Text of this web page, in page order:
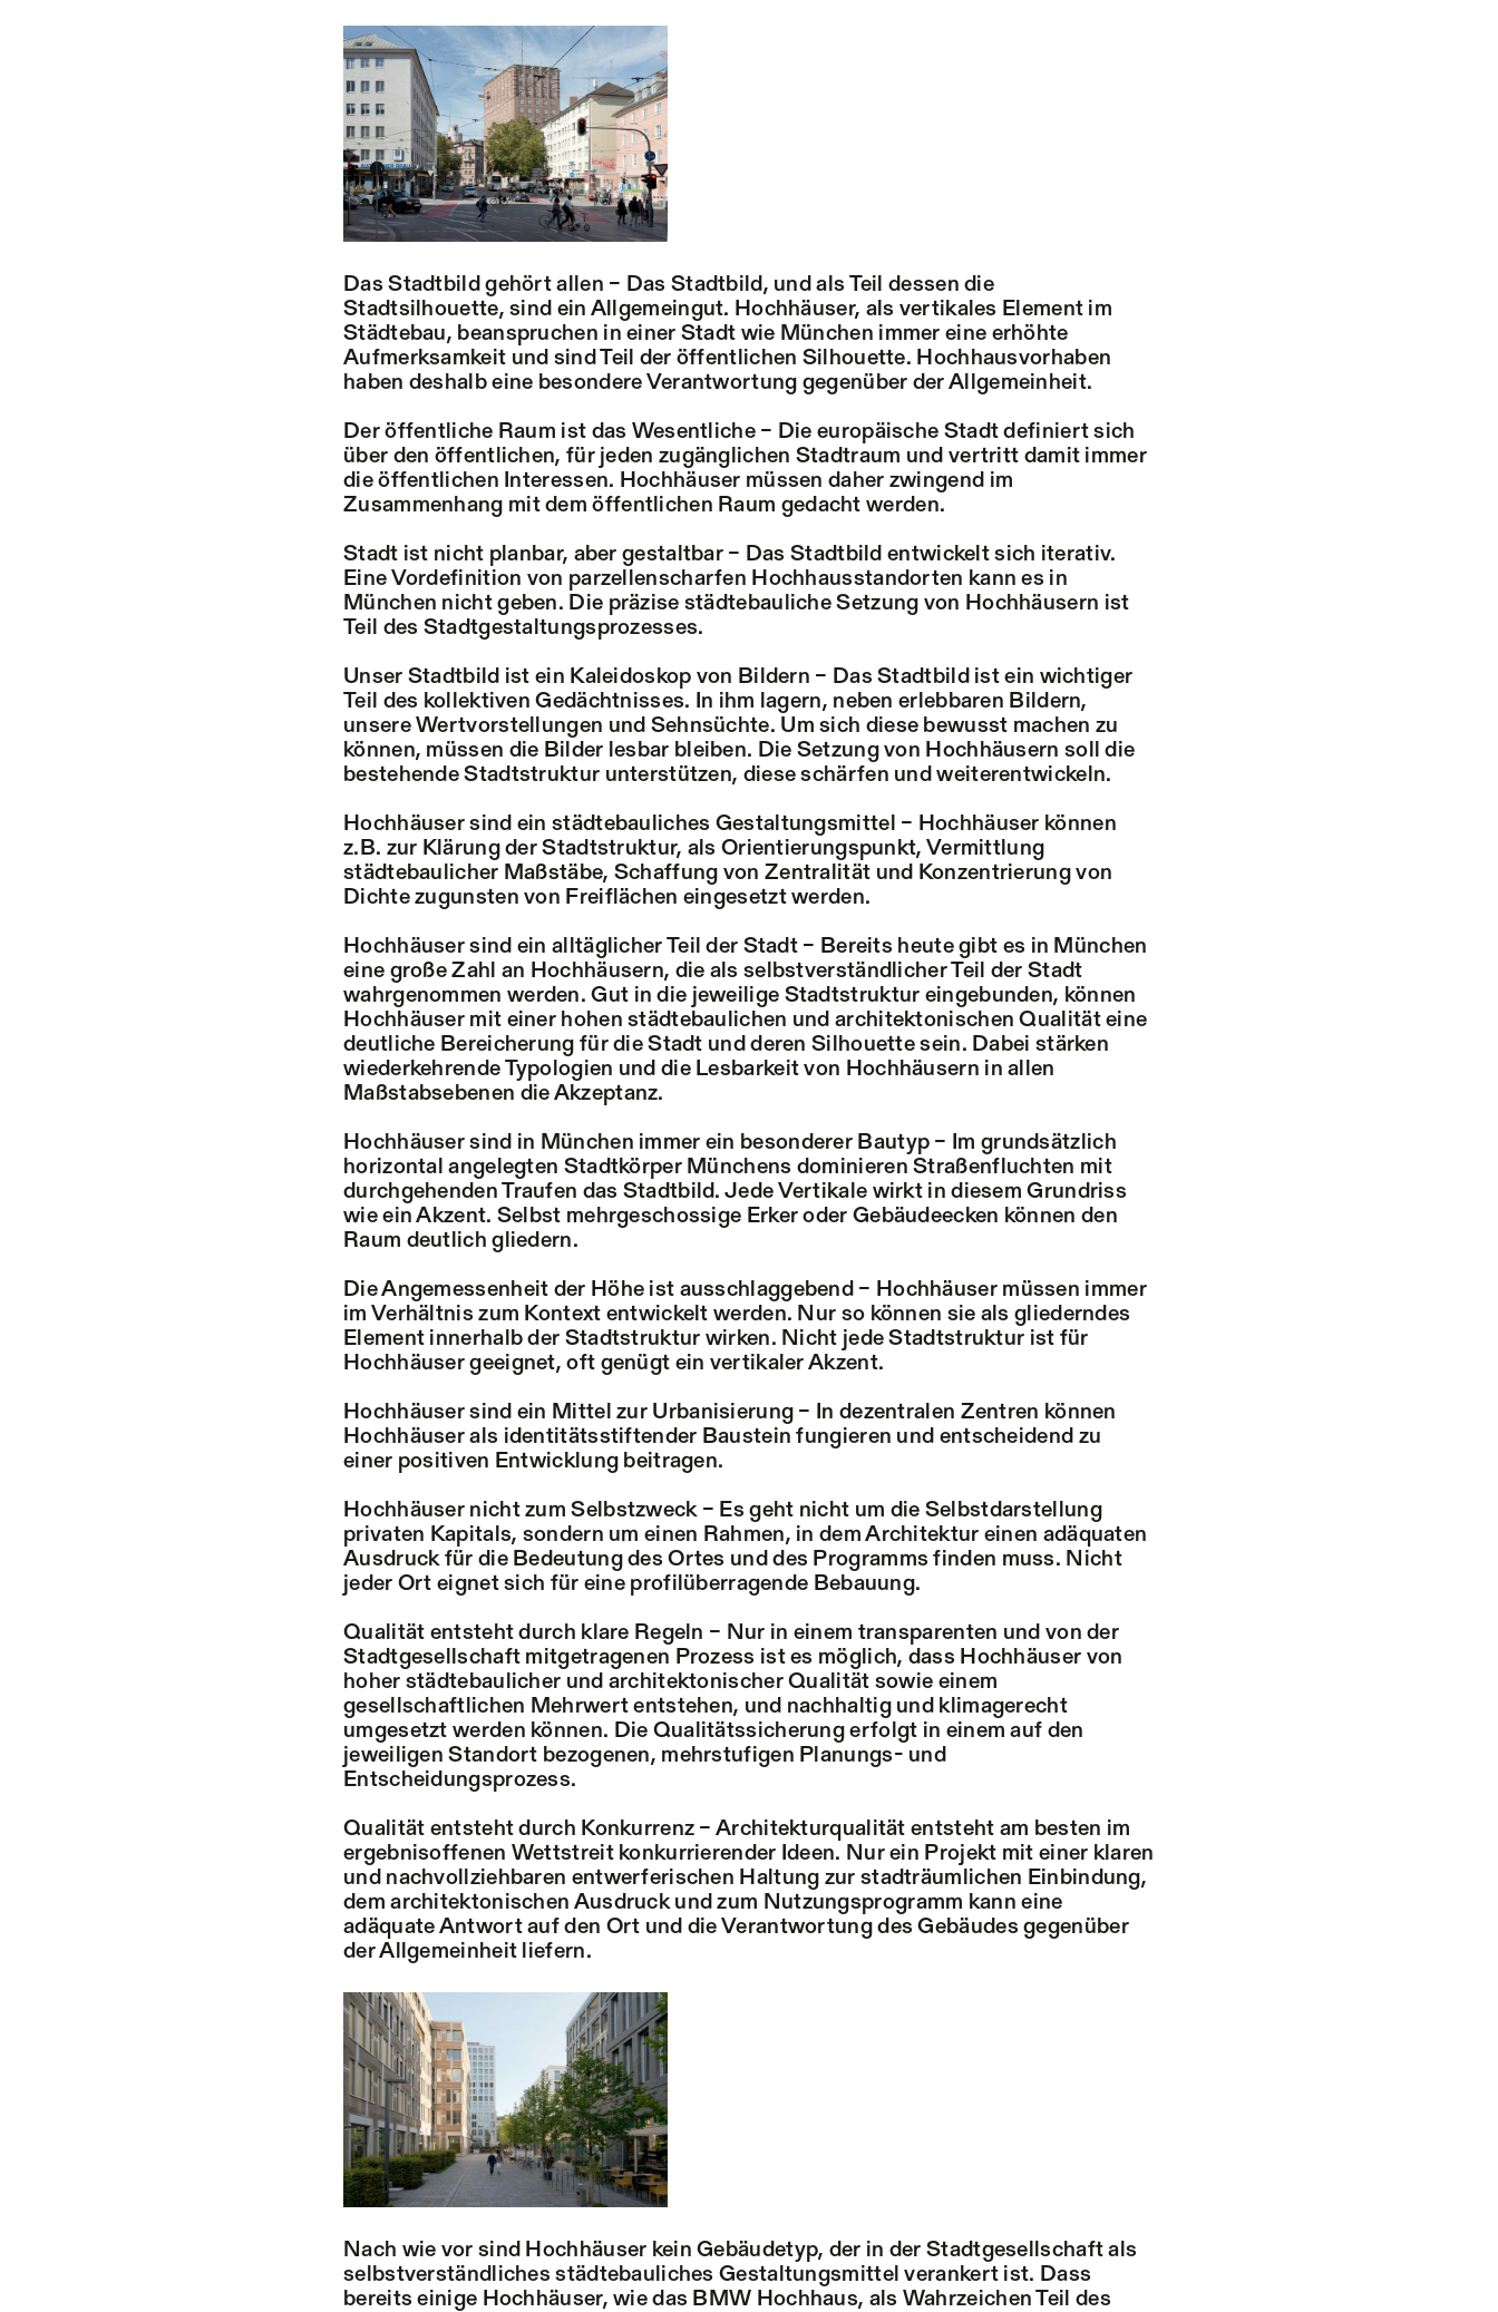
Das Stadtbild gehört allen – Das Stadtbild, und als Teil dessen die
Stadtsilhouette, sind ein Allgemeingut. Hochhäuser, als vertikales Element im
Städtebau, beanspruchen in einer Stadt wie München immer eine erhöhte
Aufmerksamkeit und sind Teil der öffentlichen Silhouette. Hochhausvorhaben
haben deshalb eine besondere Verantwortung gegenüber der Allgemeinheit.
Der öffentliche Raum ist das Wesentliche – Die europäische Stadt definiert sich
über den öffentlichen, für jeden zugänglichen Stadtraum und vertritt damit immer
die öffentlichen Interessen. Hochhäuser müssen daher zwingend im
Zusammenhang mit dem öffentlichen Raum gedacht werden.
Stadt ist nicht planbar, aber gestaltbar – Das Stadtbild entwickelt sich iterativ.
Eine Vordefinition von parzellenscharfen Hochhausstandorten kann es in
München nicht geben. Die präzise städtebauliche Setzung von Hochhäusern ist
Teil des Stadtgestaltungsprozesses.
Unser Stadtbild ist ein Kaleidoskop von Bildern – Das Stadtbild ist ein wichtiger
Teil des kollektiven Gedächtnisses. In ihm lagern, neben erlebbaren Bildern,
unsere Wertvorstellungen und Sehnsüchte. Um sich diese bewusst machen zu
können, müssen die Bilder lesbar bleiben. Die Setzung von Hochhäusern soll die
bestehende Stadtstruktur unterstützen, diese schärfen und weiterentwickeln.
Hochhäuser sind ein städtebauliches Gestaltungsmittel – Hochhäuser können
z.B. zur Klärung der Stadtstruktur, als Orientierungspunkt, Vermittlung
städtebaulicher Maßstäbe, Schaffung von Zentralität und Konzentrierung von
Dichte zugunsten von Freiflächen eingesetzt werden.
Hochhäuser sind ein alltäglicher Teil der Stadt – Bereits heute gibt es in München
eine große Zahl an Hochhäusern, die als selbstverständlicher Teil der Stadt
wahrgenommen werden. Gut in die jeweilige Stadtstruktur eingebunden, können
Hochhäuser mit einer hohen städtebaulichen und architektonischen Qualität eine
deutliche Bereicherung für die Stadt und deren Silhouette sein. Dabei stärken
wiederkehrende Typologien und die Lesbarkeit von Hochhäusern in allen
Maßstabsebenen die Akzeptanz.
Hochhäuser sind in München immer ein besonderer Bautyp – Im grundsätzlich
horizontal angelegten Stadtkörper Münchens dominieren Straßenfluchten mit
durchgehenden Traufen das Stadtbild. Jede Vertikale wirkt in diesem Grundriss
wie ein Akzent. Selbst mehrgeschossige Erker oder Gebäudeecken können den
Raum deutlich gliedern.
Die Angemessenheit der Höhe ist ausschlaggebend – Hochhäuser müssen immer
im Verhältnis zum Kontext entwickelt werden. Nur so können sie als gliederndes
Element innerhalb der Stadtstruktur wirken. Nicht jede Stadtstruktur ist für
Hochhäuser geeignet, oft genügt ein vertikaler Akzent.
Hochhäuser sind ein Mittel zur Urbanisierung – In dezentralen Zentren können
Hochhäuser als identitätsstiftender Baustein fungieren und entscheidend zu
einer positiven Entwicklung beitragen.
Hochhäuser nicht zum Selbstzweck – Es geht nicht um die Selbstdarstellung
privaten Kapitals, sondern um einen Rahmen, in dem Architektur einen adäquaten
Ausdruck für die Bedeutung des Ortes und des Programms finden muss. Nicht
jeder Ort eignet sich für eine profilüberragende Bebauung.
Qualität entsteht durch klare Regeln – Nur in einem transparenten und von der
Stadtgesellschaft mitgetragenen Prozess ist es möglich, dass Hochhäuser von
hoher städtebaulicher und architektonischer Qualität sowie einem
gesellschaftlichen Mehrwert entstehen, und nachhaltig und klimagerecht
umgesetzt werden können. Die Qualitätssicherung erfolgt in einem auf den
jeweiligen Standort bezogenen, mehrstufigen Planungs- und
Entscheidungsprozess.
Qualität entsteht durch Konkurrenz – Architekturqualität entsteht am besten im
ergebnisoffenen Wettstreit konkurrierender Ideen. Nur ein Projekt mit einer klaren
und nachvollziehbaren entwerferischen Haltung zur stadträumlichen Einbindung,
dem architektonischen Ausdruck und zum Nutzungsprogramm kann eine
adäquate Antwort auf den Ort und die Verantwortung des Gebäudes gegenüber
der Allgemeinheit liefern.
Nach wie vor sind Hochhäuser kein Gebäudetyp, der in der Stadtgesellschaft als
selbstverständliches städtebauliches Gestaltungsmittel verankert ist. Dass
bereits einige Hochhäuser, wie das BMW Hochhaus, als Wahrzeichen Teil des